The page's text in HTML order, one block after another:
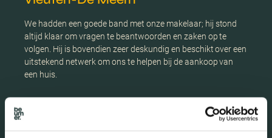
We hadden een goede band met onze makelaar; hij stond
altijd klaar om vragen te beantwoorden en zaken op te
volgen. Hij is bovendien zeer deskundig en beschikt over een
uitstekend netwerk om ons te helpen bij de aankoop van
een huis.